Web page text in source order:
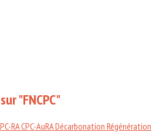
"FNCPC"
RACPC-AuRADécarbonation Régénération